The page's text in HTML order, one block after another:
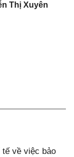
Thị Xuyên
tế về việc bảo